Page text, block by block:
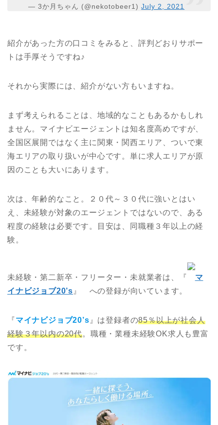
— 3か月ちゃん (@nekotobeer1)July 2, 2021
紹介があった方の口コミをみると、評判どおりサポー
トは手厚そうですね♪
それから実際には、紹介がない方もいますね。
まず考えられることは、地域的なこともあるかもしれ
ません。マイナビエージェントは知名度高めですが、
全国区展開ではなく主に関東・関西エリア、ついで東
海エリアの取り扱いが中心です。単に求人エリアが原
因のことも大いにあります。
次は、年齢的なこと。２０代～３０代に強いとはい
え、未経験が対象のエージェントではないので、ある
程度の経験は必要です。目安は、同職種３年以上の経
験。
未経験・第二新卒・フリーター・未就業者は、『
マ
イナビジョブ20’s 』 への登録が向いています。
『マイナビジョブ20’s 』は登録者の85％以上が社会人
経験３年以内の20代。職種・業種未経験OK求人も豊富
です。